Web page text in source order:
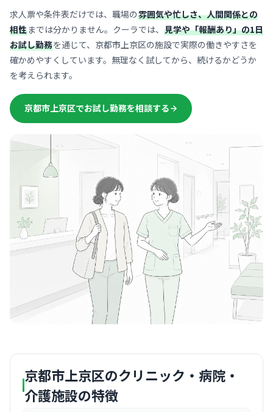
求人票や条件表だけでは、職場の雰囲気や忙しさ、人間関係との
相性までは分かりません。クーラでは、 見学や「報酬あり」の1日
お試し勤務を通じて、京都市上京区の施設で実際の働きやすさを
確かめやすくしています。無理なく試してから、続けるかどうか
を考えられます。
京都市上京区でお試し勤務を相談する
京都市上京区のクリニック・病院・
介護施設の特徴